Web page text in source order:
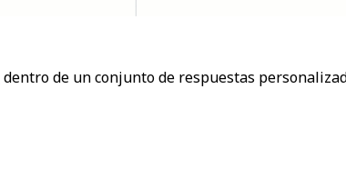
dentro de un conjunto de respuestas